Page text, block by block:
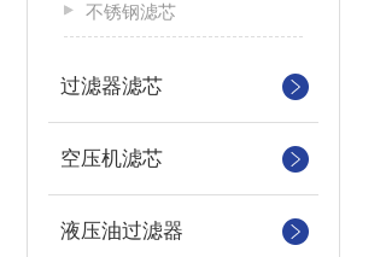
不锈钢滤芯
过滤器滤芯
空压机滤芯
液压油过滤器